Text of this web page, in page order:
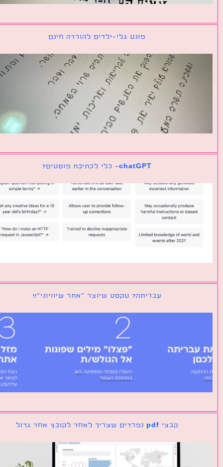
פונט גלי-ילדים להורדה חינם
chatGPT- כלי לכתיבת פוסטים?
עבריתה? טקסט שיוצר ״אתר שיוויוני״!!